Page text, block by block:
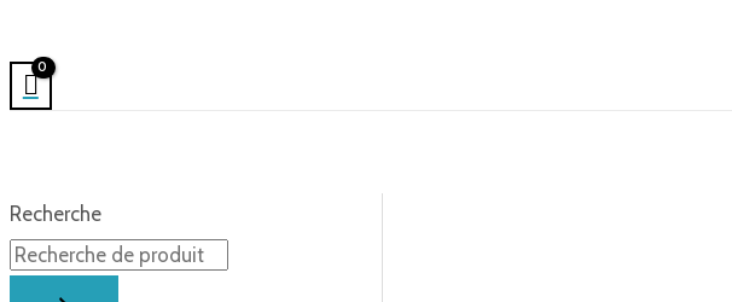
Recherche